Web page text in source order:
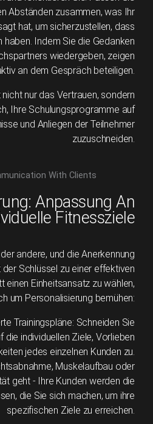
Abständen zusammen, was Ihr
hat, um sicherzustellen, dass
haben. Indem Sie die Gedanken
wiedergeben, zeigen
an dem Gespräch beteiligen.
nur das Vertrauen, sondern
Ihre Schulungsprogramme auf
und Anliegen der Teilnehmer
zuzuschneiden.
Anpassung An
Fitnessziele
andere, und die Anerkennung
Schlüssel zu einer effektiven
einen Einheitsansatz zu wählen,
um Personalisierung bemühen:
Trainingspläne: Schneiden Sie
die individuellen Ziele, Vorlieben
jedes einzelnen Kunden zu.
Muskelaufbau oder
geht - Ihre Kunden werden die
die Sie sich machen, um ihre
spezifischen Ziele zu erreichen.